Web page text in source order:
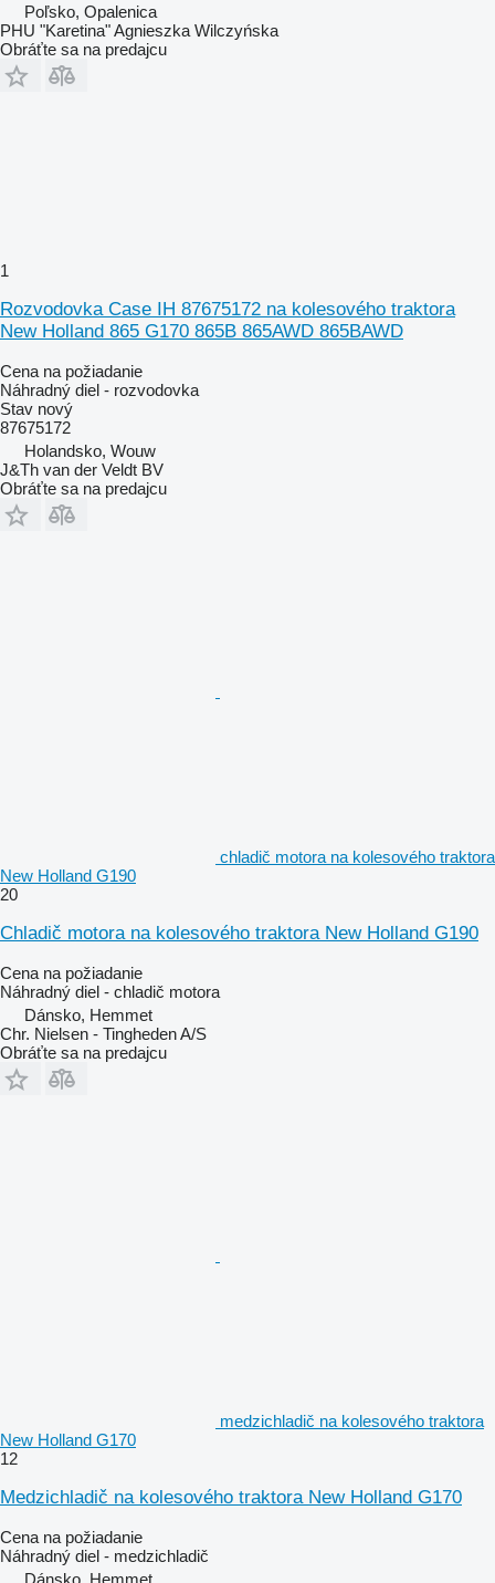
Poľsko, Opalenica
PHU "Karetina" Agnieszka Wilczyńska
Obráťte sa na predajcu
1
Rozvodovka Case IH 87675172 na kolesového traktora
New Holland 865 G170 865B 865AWD 865BAWD
Cena na požiadanie
Náhradný diel - rozvodovka
Stav nový
87675172
Holandsko, Wouw
J&Th van der Veldt BV
Obráťte sa na predajcu
chladič motora na kolesového traktora
New Holland G190
20
Chladič motora na kolesového traktora New Holland G190
Cena na požiadanie
Náhradný diel - chladič motora
Dánsko, Hemmet
Chr. Nielsen - Tingheden A/S
Obráťte sa na predajcu
medzichladič na kolesového traktora
New Holland G170
12
Medzichladič na kolesového traktora New Holland G170
Cena na požiadanie
Náhradný diel - medzichladič
Dánsko, Hemmet